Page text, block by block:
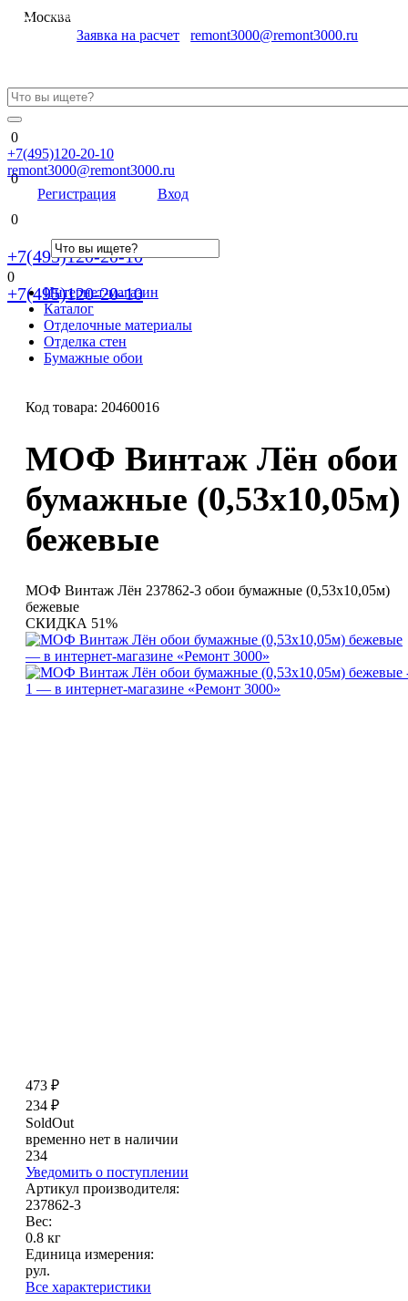
Москва
Заявка на расчет
remont3000@remont3000.ru
0
0
0
+7(495)120-20-10
+7(495)120-20-10
remont3000@remont3000.ru
Меню
Регистрация Вход
0
+7(495)120-20-10
Интернет-магазин
Каталог
Отделочные материалы
Отделка стен
Бумажные обои
СКИДКА 51%
Код товара: 20460016
МОФ Винтаж Лён обои
бумажные (0,53х10,05м)
бежевые
МОФ Винтаж Лён 237862-3 обои бумажные (0,53х10,05м)
бежевые
473 ₽
234 ₽
SoldOut
временно нет в наличии
234
Уведомить о поступлении
Артикул производителя:
237862-3
Вес:
0.8 кг
Единица измерения:
рул.
Все характеристики